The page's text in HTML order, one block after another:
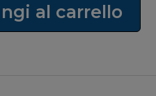
al carrello